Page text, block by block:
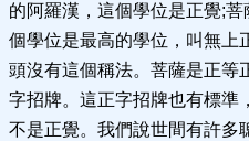
的阿羅漢，這個學位是正覺;
個學位是最高的學位，叫無上
頭沒有這個稱法。菩薩是正等
字招牌。這正字招牌也有標準
不是正覺。我們說世間有許多